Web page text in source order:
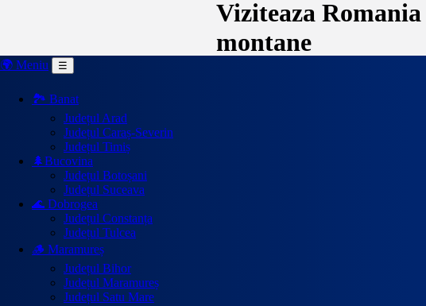
Viziteaza
montane
🌍 Meniu ☰
🏞️ Banat
Județul Arad
Județul Caraș-Severin
Județul Timiș
🌲Bucovina
Județul Botoșani
Județul Suceava
🌊 Dobrogea
Județul Constanța
Județul Tulcea
🪵 Maramureș
Județul Bihor
Județul Maramureș
Județul Satu Mare